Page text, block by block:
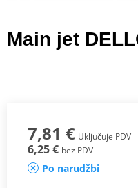
Main jet
7,81 € Uključuje PDV
6,25 € bez PDV
Po narudžbi